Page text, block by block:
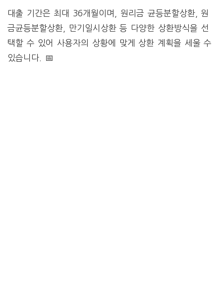
대출 기간은 최대 36개월이며, 원리금 균등분할상환, 원
금균등분할상환, 만기일시상환 등 다양한 상환방식을 선
택할 수 있어 사용자의 상황에 맞게 상환 계획을 세울 수
있습니다. 📅